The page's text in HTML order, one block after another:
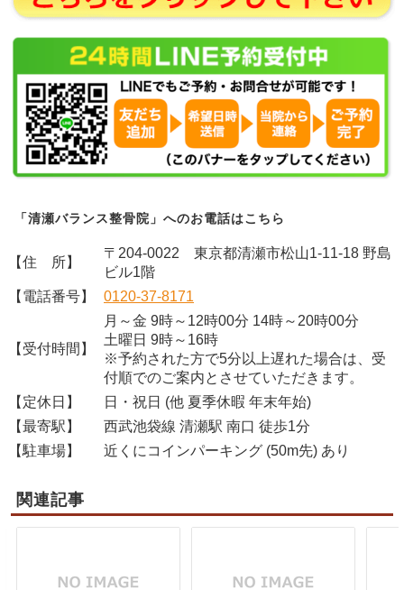
「清瀬バランス整骨院」へのお電話はこちら
【住 所】
〒204-0022 東京都清瀬市松山1-11-18 野島
ビル1階
【電話番号】
0120-37-8171
【受付時間】
月～金 9時～12時00分 14時～20時00分
土曜日 9時～16時
※予約された方で5分以上遅れた場合は、受
付順でのご案内とさせていただきます。
【定休日】
日・祝日 (他 夏季休暇 年末年始)
【最寄駅】
西武池袋線 清瀬駅 南口 徒歩1分
【駐車場】
近くにコインパーキング (50m先) あり
関連記事